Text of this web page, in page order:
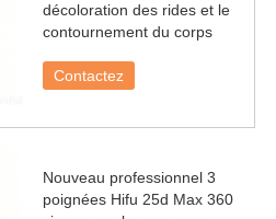
décoloration des rides et le
contournement du corps
Contactez
Nouveau professionnel 3
poignées Hifu 25d Max 360